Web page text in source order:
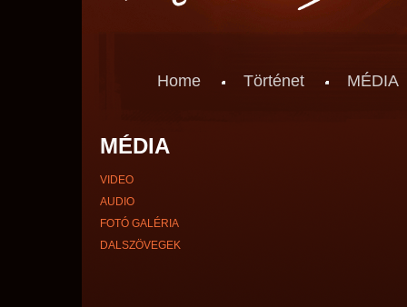
Home Történet MÉDIA
MÉDIA
VIDEO
AUDIO
FOTÓ GALÉRIA
DALSZÖVEGEK